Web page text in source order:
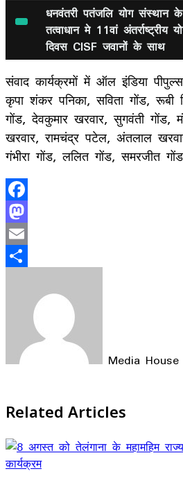
धनवंतरी पतंजलि योग संस्थान के
तत्वाधान मे 11वां अंतर्राष्ट्रीय
दिवस CISF जवानों के साथ
संवाद कार्यक्रमों में ऑल इंडिया
कृपा शंकर पनिका, सविता गोंड, रूबी
गोंड, देवकुमार खरवार, सुगवंती गोंड,
खरवार, रामचंद्र पटेल, अंतलाल
गंभीरा गोंड, ललित गोंड, समरजीत
Facebook
Mastodon
Email
Media
Related Articles